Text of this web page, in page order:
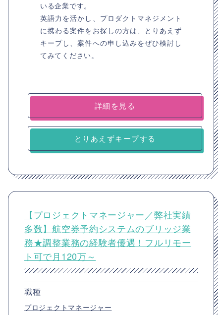
いる企業です。
英語力を活かし、プロダクトマネジメント
に携わる案件をお探しの方は、とりあえず
キープし、案件への申し込みをぜひ検討し
てみてください。
詳細を見る
とりあえずキープする
【プロジェクトマネージャー／弊社実績
多数】航空券予約システムのブリッジ業
務★調整業務の経験者優遇！フルリモー
ト可で月120万～
職種
プロジェクトマネージャー